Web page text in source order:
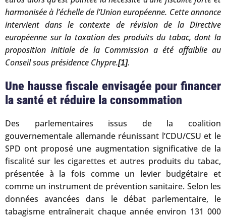
harmonisée à l’échelle de l’Union européenne. Cette annonce
intervient dans le contexte de révision de la Directive
européenne sur la taxation des produits du tabac, dont la
proposition initiale de la Commission a été affaiblie au
Conseil sous présidence Chypre.[1].
Une hausse fiscale envisagée pour financer
la santé et réduire la consommation
Des parlementaires issus de la coalition
gouvernementale allemande réunissant l’CDU/CSU et le
SPD ont proposé une augmentation significative de la
fiscalité sur les cigarettes et autres produits du tabac,
présentée à la fois comme un levier budgétaire et
comme un instrument de prévention sanitaire. Selon les
données avancées dans le débat parlementaire, le
tabagisme entraînerait chaque année environ 131 000